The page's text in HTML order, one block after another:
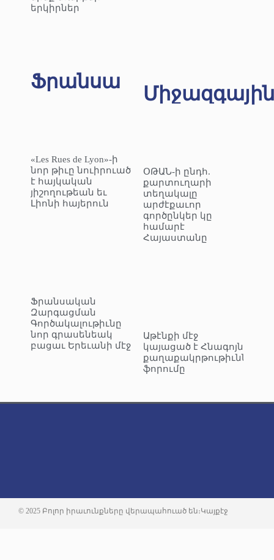
երկիրներ
Ֆրանսա
«Les Rues de Lyon»-ի
նոր թիւը նուիրուած
է հայկական
յիշողութեան եւ
Լիոնի հայերուն
Ֆրանսական
Զարգացման
Գործակալութիւնը
նոր գրասենեակ
բացաւ Երեւանի մէջ
Միջազգային
ՕԹԱՆ-ի ընդհ.
քարտուղարի
տեղակալը
արժէքաւոր
գործընկեր կը
համարէ
Հայաստանը
Աթէնքի մէջ
կայացած է Հնագոյն
քաղաքակրթութիւններու
ֆորումը
© 2025 Բոլոր իրաւունքները վերապահուած են։Կայքէջ